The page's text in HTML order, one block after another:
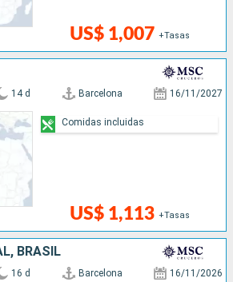
US$ 1,007 +Tasas
14 d Barcelona 16/11/2027
US$ 1,113 +Tasas
Comidas incluidas
BRASIL
16 d Barcelona 16/11/2026